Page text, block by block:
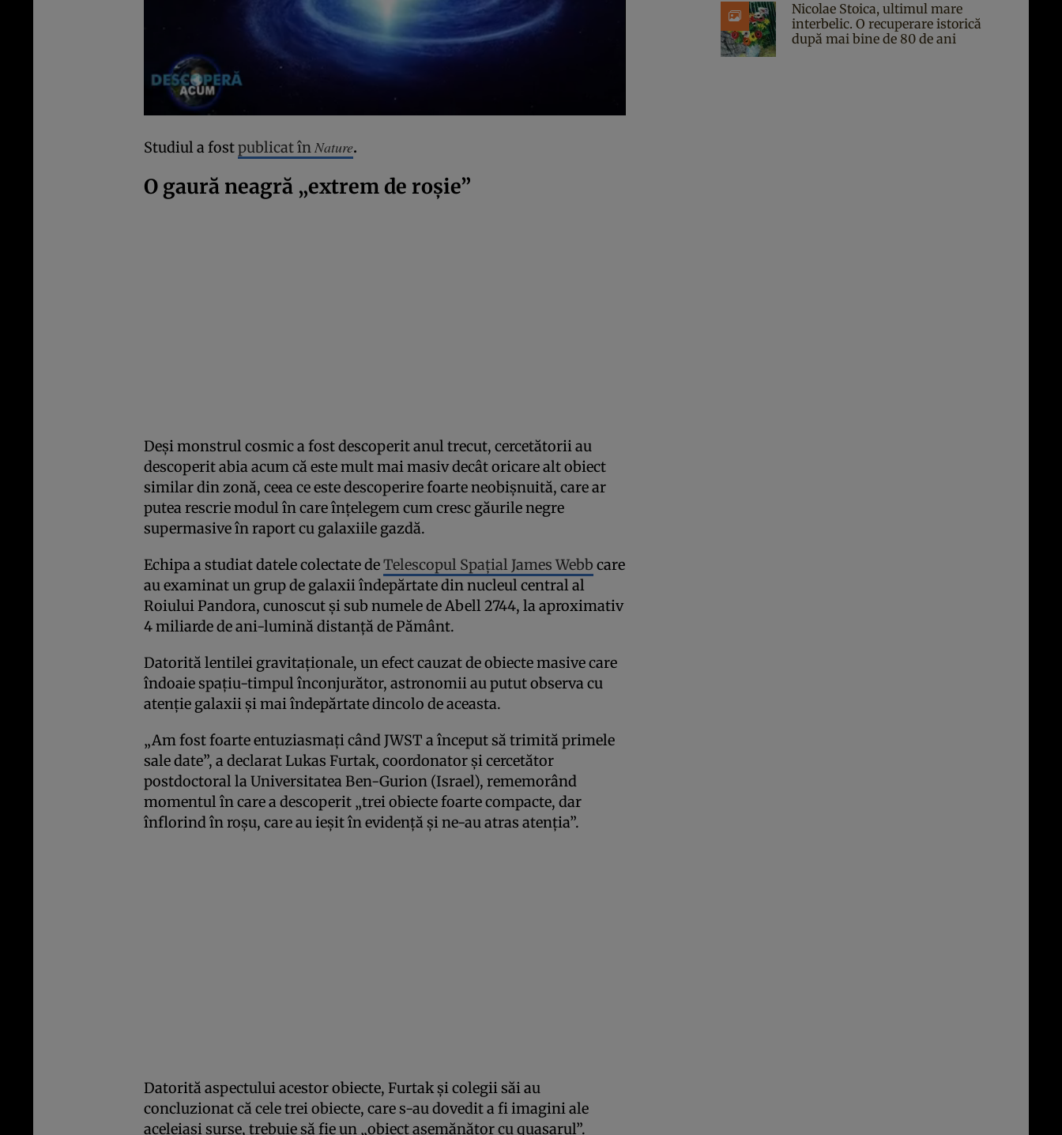
Studiul a fostpublicat înNature.
O gaură neagră „extrem de roșie”
Deși monstrul cosmic a fost descoperit anul trecut, cercetătorii au
descoperit abia acum că este mult mai masiv decât oricare alt obiect
similar din zonă, ceea ce este descoperire foarte neobișnuită, care ar
putea rescrie modul în care înțelegem cum cresc găurile negre
supermasive în raport cu galaxiile gazdă.
Echipa a studiat datele colectate deTelescopul Spațial James Webb care
au examinat un grup de galaxii îndepărtate din nucleul central al
Roiului Pandora, cunoscut și sub numele de Abell 2744, la aproximativ
4 miliarde de ani-lumină distanță de Pământ.
Datorită lentilei gravitaționale, un efect cauzat de obiecte masive care
îndoaie spațiu-timpul înconjurător, astronomii au putut observa cu
atenție galaxii și mai îndepărtate dincolo de aceasta.
„Am fost foarte entuziasmați când JWST a început să trimită primele
sale date”, a declarat Lukas Furtak, coordonator și cercetător
postdoctoral la Universitatea Ben-Gurion (Israel), rememorând
momentul în care a descoperit „trei obiecte foarte compacte, dar
înflorind în roșu, care au ieșit în evidență și ne-au atras atenția”.
Datorită aspectului acestor obiecte, Furtak și colegii săi au
concluzionat că cele trei obiecte, care s-au dovedit a fi imagini ale
aceleiași surse, trebuie să fie un „obiect asemănător cu quasarul”.
Nicolae Stoica, ultimul mare
interbelic. O recuperare istorică
după mai bine de 80 de ani